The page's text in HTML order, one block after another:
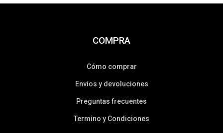
COMPRA
Cómo comprar
Envíos y devoluciones
Preguntas frecuentes
Termino y Condiciones